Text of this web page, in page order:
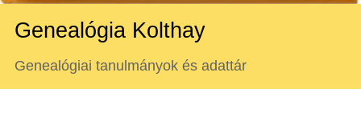
Genealógia Kolthay
Genealógiai tanulmányok és adattár